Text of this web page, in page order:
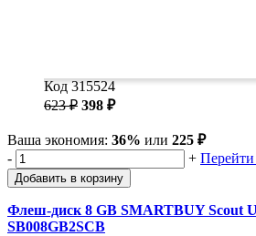
Код 315524
623 ₽ 398 ₽
Ваша экономия: 36% или 225 ₽
-
+ Перейти
Добавить в корзину
Флеш-диск 8 GB SMARTBUY Scout
SB008GB2SCB